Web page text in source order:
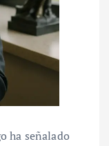
ha señalado